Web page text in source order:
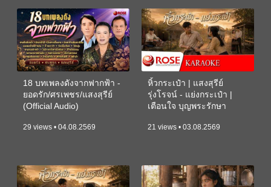
18 บทเพลงดังจากฟากฟ้า -
ยอดรัก/ศรเพชร/แสงสุรีย์
(Official Audio)
29 views • 04.08.2569
หิ้วกระเป๋า | แสงสุรีย์
รุ่งโรจน์ - แย่งกระเป๋า |
เตือนใจ บุญพระรักษา
21 views • 03.08.2569